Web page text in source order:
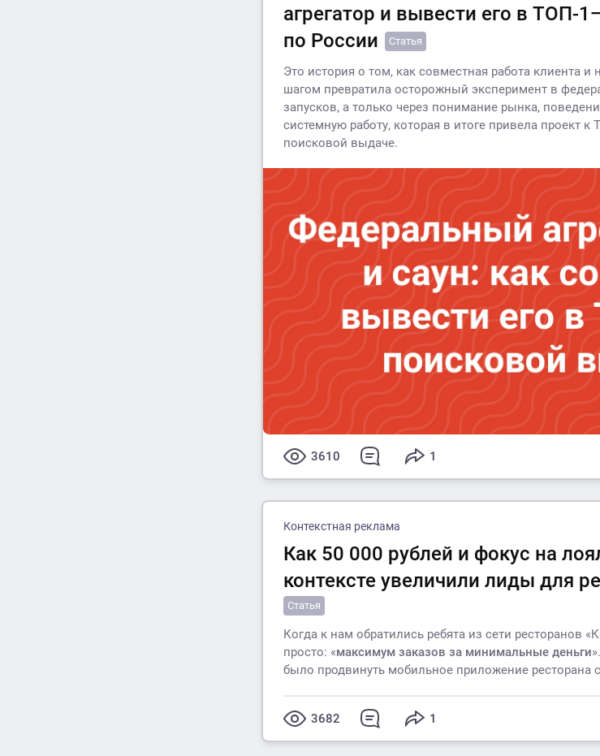
агрегатор и вывести его в ТОП-
по России
Статья
Это история о том, как совместная работа клиента
шагом превратила осторожный эксперимент в
запусков, а только через понимание рынка,
системную работу, которая в итоге привела проект
поисковой выдаче.
3610 1
Контекстная реклама
Как 50 000 рублей и фокус на
контексте увеличили лиды для
Статья
Когда к нам обратились ребята из сети ресторанов
просто: «максимум заказов за минимальные деньги
было продвинуть мобильное приложение ресторана
3682 1